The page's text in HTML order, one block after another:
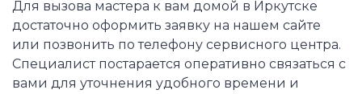
Для вызова мастера к вам домой в Иркутске
достаточно оформить заявку на нашем сайте
или позвонить по телефону сервисного центра.
Специалист постарается оперативно связаться с
вами для уточнения удобного времени и